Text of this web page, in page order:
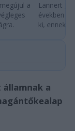
a
Lannert
években
ki, ennek
a